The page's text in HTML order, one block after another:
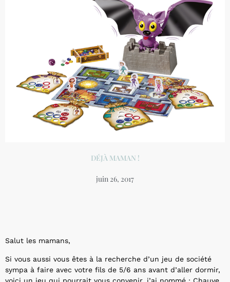
DÉJÀ MAMAN !
juin 26, 2017
Salut les mamans,
Si vous aussi vous êtes à la recherche d’un jeu de société
sympa à faire avec votre fils de 5/6 ans avant d’aller dormir,